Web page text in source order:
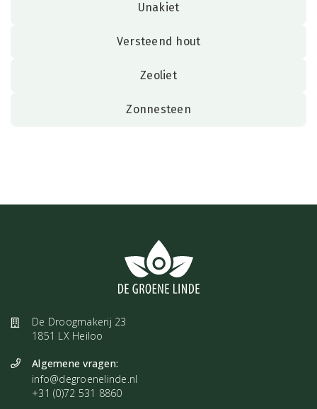
Unakiet
Versteend hout
Zeoliet
Zonnesteen
De Droogmakerij 23
1851 LX Heiloo
Algemene vragen:
info@degroenelinde.nl
+31 (0)72 531 8860